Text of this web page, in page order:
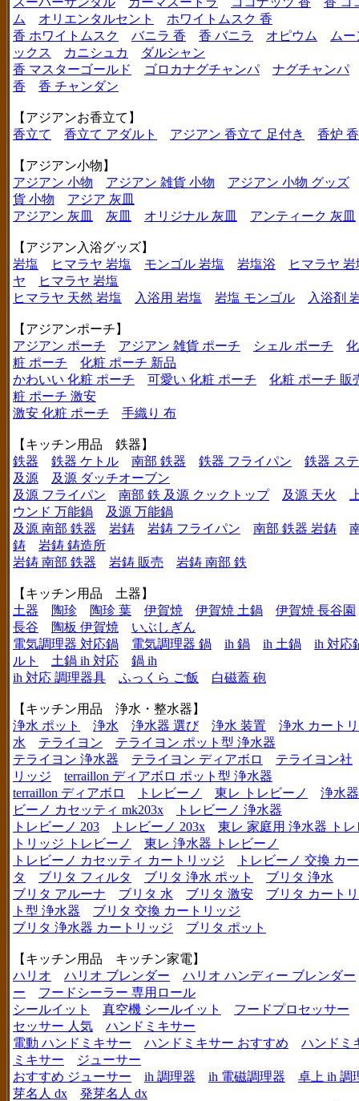
ム
オリエンタルセント
ホワイトムスク 香
香 ホワイトムスク
バニラ 香 香 バニラ オピウム
ムー
ックス
カニシュカ
ダルシャン
香 マスターゴールド
ゴロカナグチャンパ
ナグチャンパ
香
香 チャンダン
【アジアンお香立て】
香立て
香立て アダルト アジアン 香立て 足付き 香炉
【アジアン小物】
アジアン 小物
アジアン 雑貨 小物
アジアン 小物 グッズ
貨 小物
アジア 灰皿
アジアン 灰皿
灰皿 オリジナル 灰皿 アンティーク 灰皿
【アジアン入浴グッズ】
岩塩
ヒマラヤ 岩塩 モンゴル 岩塩 岩塩浴
ヒマラヤ
ヤ
ヒマラヤ 岩塩
ヒマラヤ 天然 岩塩
入浴用 岩塩 岩塩 モンゴル 入浴剤
【アジアンポーチ】
アジアン ポーチ
アジアン 雑貨 ポーチ シェル ポーチ
粧 ポーチ
化粧 ポーチ 新品
かわいい 化粧 ポーチ
可愛い 化粧 ポーチ
化粧 ポーチ 販
粧 ポーチ 激安
激安 化粧 ポーチ
手織り 布
【キッチン用品 鉄器】
鉄器
鉄器 ケトル 南部 鉄器 鉄器 フライパン
鉄器 ス
及源
及源 ダッチオーブン
及源 フライパン
南部 鉄 及源 クックトップ 及源 天火
ウンド 万能鍋
及源 万能鍋
及源 南部 鉄器
岩鋳 岩鋳 フライパン 南部 鉄器 岩鋳
鋳
岩鋳 鋳造所
岩鋳 南部 鉄器
岩鋳 販売 岩鋳 南部 鉄
【キッチン用品 土器】
土器
陶珍 陶珍 葉 伊賀焼 伊賀焼 土鍋
伊賀焼 長谷園
長谷
陶板 伊賀焼
いぶしぎん
電気調理器 対応鍋
電気調理器 鍋 ih 鍋 ih 土鍋
ih 対応
ルト
土鍋 ih 対応
鍋 ih
ih 対応 調理器具
ふっくら ご飯 白磁蓋 砲
【キッチン用品 浄水・整水器】
浄水 ポット
浄水 浄水器 選び 浄水 装置
浄水 カート
水
テライヨン
テライヨン ポット型 浄水器
テライヨン 浄水器
テライヨン ディアボロ
テライヨン社
リッジ
terraillon ディアボロ ポット型 浄水器
terraillon ディアボロ
トレビーノ 東レ トレビーノ
浄水
ビーノ カセッティ mk203x
トレビーノ 浄水器
トレビーノ 203
トレビーノ 203x
東レ 家庭用 浄水器 トレ
トリッジ トレビーノ
東レ 浄水器 トレビーノ
トレビーノ カセッティ カートリッジ
トレビーノ 交換 カ
タ
ブリタ フィルタ ブリタ 浄水 ポット
ブリタ 浄水
ブリタ アルーナ
ブリタ 水 ブリタ 激安
ブリタ カート
ト型 浄水器
ブリタ 交換 カートリッジ
ブリタ 浄水器 カートリッジ
ブリタ ポット
【キッチン用品 キッチン家電】
ハリオ
ハリオ ブレンダー
ハリオ ハンディー ブレンダー
ー
フードシーラー 専用ロール
シールイット
真空機 シールイット
フードプロセッサー
セッサー 人気
ハンドミキサー
電動 ハンドミキサー
ハンドミキサー おすすめ
ハンドミ
ミキサー
ジューサー
おすすめ ジューサー
ih 調理器 ih 電磁調理器
卓上 ih 調
芽名人 dx
発芽名人 dx